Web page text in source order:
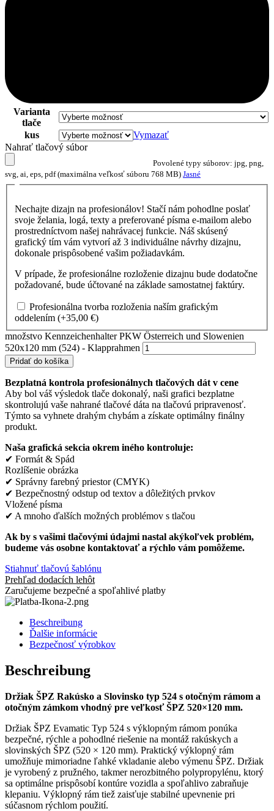
Varianta
tlače
kus
Vymazať
Nahrať tlačový súbor
Povolené typy súborov: jpg, png,
svg, ai, eps, pdf (maximálna veľkosť súboru 768 MB) Jasné
Nechajte dizajn na profesionálov! Stačí nám pohodlne poslať
svoje želania, logá, texty a preferované písma e-mailom alebo
prostredníctvom našej nahrávacej funkcie. Náš skúsený
grafický tím vám vytvorí až 3 individuálne návrhy dizajnu,
dokonale prispôsobené vašim požiadavkám.
V prípade, že profesionálne rozloženie dizajnu bude dodatočne
požadované, bude účtované na základe samostatnej faktúry.
Profesionálna tvorba rozloženia naším grafickým
oddelením (+35,00 €)
množstvo Kennzeichenhalter PKW Österreich und Slowenien
520x120 mm (524) - Klapprahmen
Pridať do košíka
Bezplatná kontrola profesionálnych tlačových dát v cene
Aby bol váš výsledok tlače dokonalý, naši grafici bezplatne
skontrolujú vaše nahrané tlačové dáta na tlačovú pripravenosť.
Týmto sa vyhnete drahým chybám a získate optimálny finálny
produkt.
Naša grafická sekcia okrem iného kontroluje:
✔ Formát & Spád
Rozlíšenie obrázka
✔ Správny farebný priestor (CMYK)
✔ Bezpečnostný odstup od textov a dôležitých prvkov
Vložené písma
✔ A mnoho ďalších možných problémov s tlačou
Ak by s vašimi tlačovými údajmi nastal akýkoľvek problém,
budeme vás osobne kontaktovať a rýchlo vám pomôžeme.
Stiahnuť tlačovú šablónu
Prehľad dodacích lehôt
Zaručujeme bezpečné a spoľahlivé platby
Beschreibung
Ďalšie informácie
Bezpečnosť výrobkov
Beschreibung
Držiak ŠPZ Rakúsko a Slovinsko typ 524 s otočným rámom a
otočným zámkom vhodný pre veľkosť ŠPZ 520×120 mm.
Držiak ŠPZ Evamatic Typ 524 s výklopným rámom ponúka
bezpečné, rýchle a pohodlné riešenie na montáž rakúskych a
slovinských ŠPZ (520 × 120 mm). Praktický výklopný rám
umožňuje mimoriadne ľahké vkladanie alebo výmenu ŠPZ. Držiak
je vyrobený z pružného, takmer nerozbitného polypropylénu, ktorý
sa optimálne prispôsobí kontúre vozidla a spoľahlivo zabraňuje
klepaniu. Výklopný rám tiež zaisťuje stabilné upevnenie pri
súčasnom rýchlom použití.